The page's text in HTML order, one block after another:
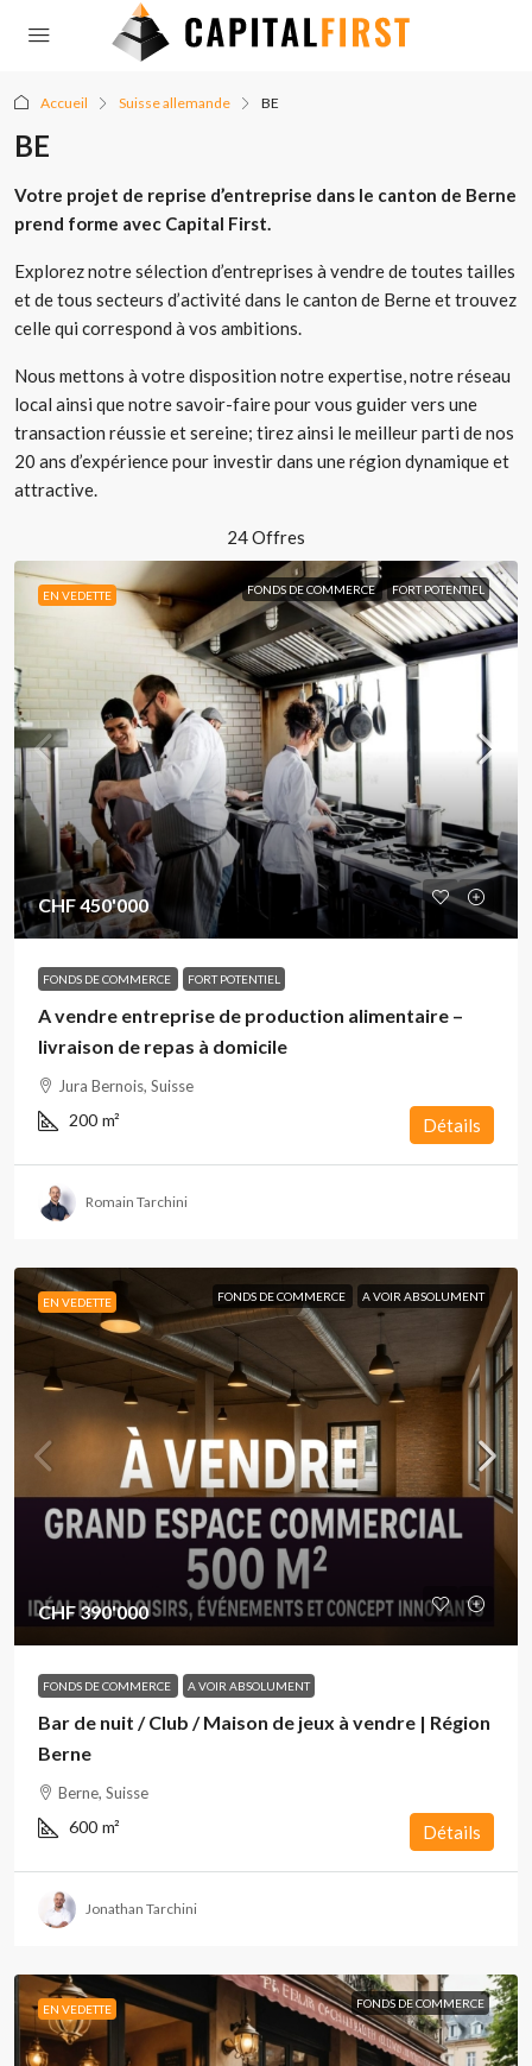
Accueil Suisse allemande BE
BE
Votre projet de reprise d’entreprise dans le canton de Berne
prend forme avec Capital First.
Explorez notre sélection d’entreprises à vendre de toutes tailles
et de tous secteurs d’activité dans le canton de Berne et trouvez
celle qui correspond à vos ambitions.
Nous mettons à votre disposition notre expertise, notre réseau
local ainsi que notre savoir-faire pour vous guider vers une
transaction réussie et sereine; tirez ainsi le meilleur parti de nos
20 ans d’expérience pour investir dans une région dynamique et
attractive.
24 Offres
EN VEDETTE FONDS DE COMMERCE FORT POTENTIEL
CHF 450'000
FONDS DE COMMERCE FORT POTENTIEL
A vendre entreprise de production alimentaire –
livraison de repas à domicile
Jura Bernois, Suisse
200 m² Détails
Romain Tarchini
EN VEDETTE FONDS DE COMMERCE A VOIR ABSOLUMENT
CHF 390'000
FONDS DE COMMERCE A VOIR ABSOLUMENT
Bar de nuit / Club / Maison de jeux à vendre | Région
Berne
Berne, Suisse
600 m² Détails
Jonathan Tarchini
EN VEDETTE FONDS DE COMMERCE